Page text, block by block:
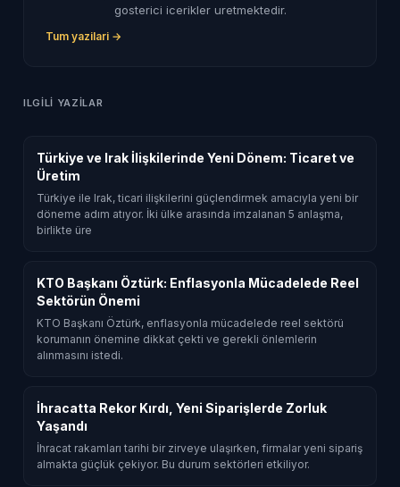
gosterici icerikler uretmektedir.
Tum yazilari →
ILGILI YAZILAR
Türkiye ve Irak İlişkilerinde Yeni Dönem: Ticaret ve
Üretim
Türkiye ile Irak, ticari ilişkilerini güçlendirmek amacıyla yeni bir
döneme adım atıyor. İki ülke arasında imzalanan 5 anlaşma,
birlikte üre
KTO Başkanı Öztürk: Enflasyonla Mücadelede Reel
Sektörün Önemi
KTO Başkanı Öztürk, enflasyonla mücadelede reel sektörü
korumanın önemine dikkat çekti ve gerekli önlemlerin
alınmasını istedi.
İhracatta Rekor Kırdı, Yeni Siparişlerde Zorluk
Yaşandı
İhracat rakamları tarihi bir zirveye ulaşırken, firmalar yeni sipariş
almakta güçlük çekiyor. Bu durum sektörleri etkiliyor.